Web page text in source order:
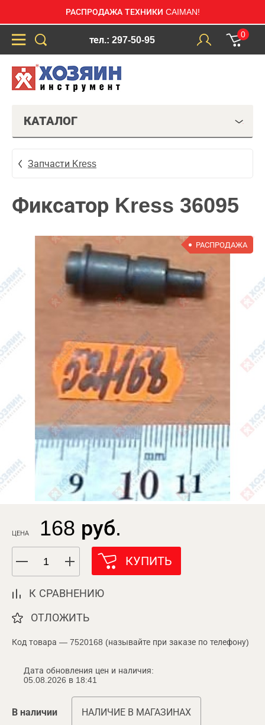
РАСПРОДАЖА ТЕХНИКИ CAIMAN!
тел.: 297-50-95
0
КАТАЛОГ
Запчасти Kress
Фиксатор Kress 36095
РАСПРОДАЖА
ЦЕНА 168 руб.
КУПИТЬ
К СРАВНЕНИЮ
ОТЛОЖИТЬ
Код товара — 7520168 (называйте при заказе по телефону)
Дата обновления цен и наличия:
05.08.2026 в 18:41
В наличии НАЛИЧИЕ В МАГАЗИНАХ